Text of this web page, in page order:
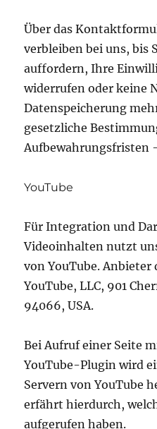
Über das
verbleiben bei uns, bis
auffordern, Ihre
widerrufen oder keine
Datenspeicherung
gesetzliche
Aufbewahrungsfristen
YouTube
Für Integration und
Videoinhalten nutzt
von YouTube. Anbieter
YouTube, LLC, 901
94066, USA.
Bei Aufruf einer Seite
YouTube-Plugin wird
Servern von YouTube
erfährt hierdurch,
aufgerufen haben.